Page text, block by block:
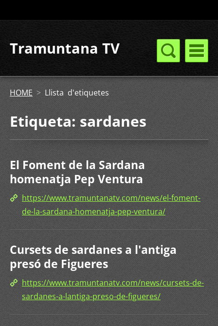
Tramuntana TV
HOME > Llista d'etiquetes
Etiqueta: sardanes
El Foment de la Sardana
homenatja Pep Ventura
https://www.tramuntanatv.com/news/el-foment-
de-la-sardana-homenatja-pep-ventura/
Cursets de sardanes a l'antiga
presó de Figueres
https://www.tramuntanatv.com/news/cursets-de-
sardanes-a-lantiga-preso-de-figueres/